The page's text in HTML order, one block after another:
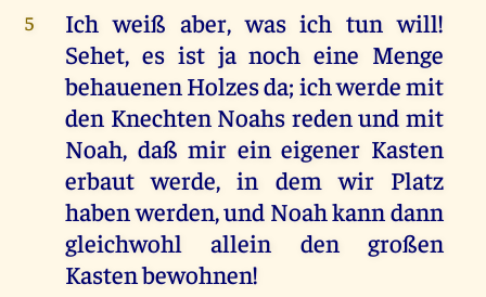
5
Ich weiß aber, was ich tun will!
Sehet, es ist ja noch eine Menge
behauenen Holzes da; ich werde mit
den Knechten Noahs reden und mit
Noah, daß mir ein eigener Kasten
erbaut werde, in dem wir Platz
haben werden, und Noah kann dann
gleichwohl allein den großen
Kasten bewohnen!